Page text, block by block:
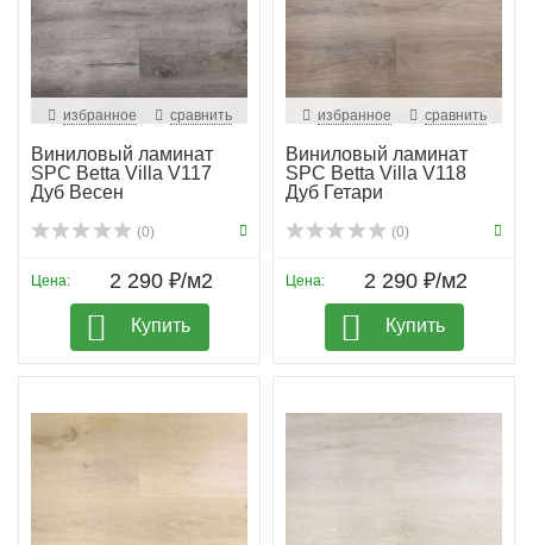
избранное сравнить
Виниловый ламинат
SPC Betta Villa V117
Дуб Весен
(0)
Цена: 2 290 ₽/м2
Купить
избранное сравнить
Виниловый ламинат
SPC Betta Villa V118
Дуб Гетари
(0)
Цена: 2 290 ₽/м2
Купить